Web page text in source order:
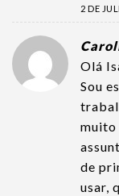
2 DE
Olá
Sou
muito
de
usar,